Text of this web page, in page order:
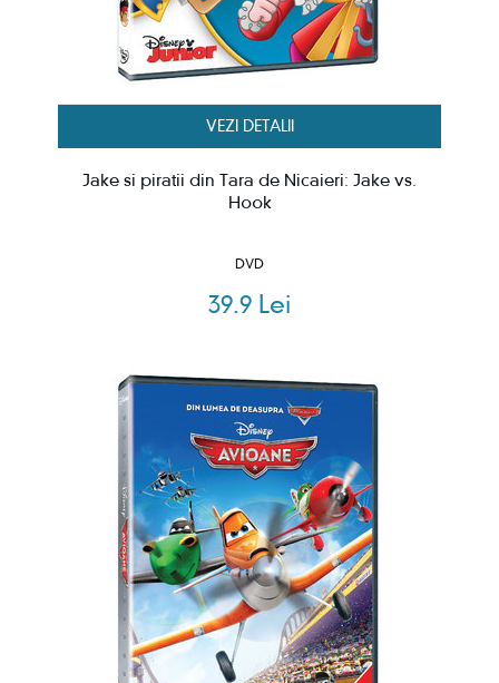
VEZI DETALII
Jake si piratii din Tara de Nicaieri: Jake vs.
Hook
DVD
39.9 Lei